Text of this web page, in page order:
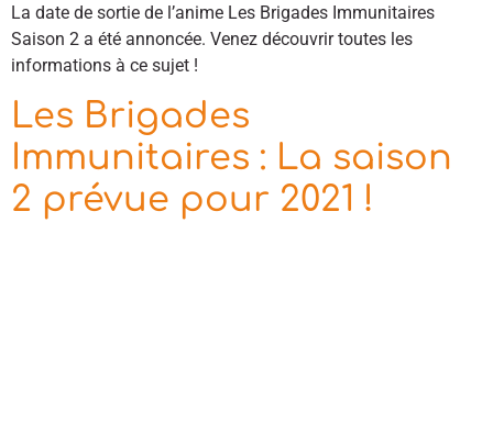
La date de sortie de l’anime Les Brigades Immunitaires
Saison 2 a été annoncée. Venez découvrir toutes les
informations à ce sujet !
Les Brigades
Immunitaires : La saison
2 prévue pour 2021 !